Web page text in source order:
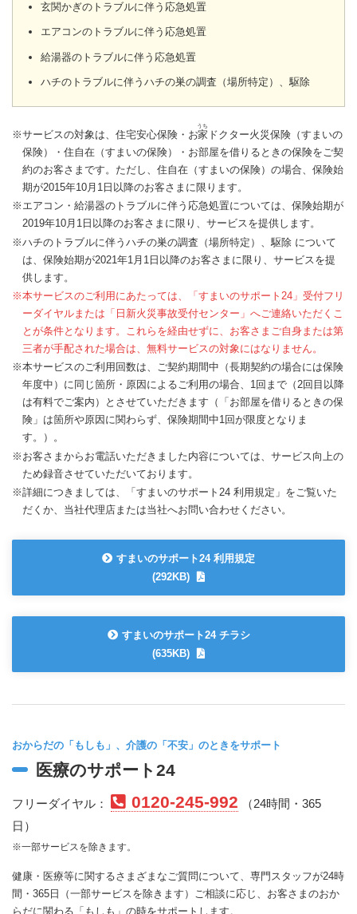
玄関かぎのトラブルに伴う応急処置
エアコンのトラブルに伴う応急処置
給湯器のトラブルに伴う応急処置
ハチのトラブルに伴うハチの巣の調査（場所特定）、駆除
※サービスの対象は、住宅安心保険・お家
うち
ドクター火災保険（すまいの
保険）・住自在（すまいの保険）・お部屋を借りるときの保険をご契
約のお客さまです。ただし、住自在（すまいの保険）の場合、保険始
期が2015年10月1日以降のお客さまに限ります。
※エアコン・給湯器のトラブルに伴う応急処置については、保険始期が
2019年10月1日以降のお客さまに限り、サービスを提供します。
※ハチのトラブルに伴うハチの巣の調査（場所特定）、駆除 について
は、保険始期が2021年1月1日以降のお客さまに限り、サービスを提
供します。
※本サービスのご利用にあたっては、「すまいのサポート24」受付フリ
ーダイヤルまたは「日新火災事故受付センター」へご連絡いただくこ
とが条件となります。これらを経由せずに、お客さまご自身または第
三者が手配された場合は、無料サービスの対象にはなりません。
※本サービスのご利用回数は、ご契約期間中（長期契約の場合には保険
年度中）に同じ箇所・原因によるご利用の場合、1回まで（2回目以降
は有料でご案内）とさせていただきます（「お部屋を借りるときの保
険」は箇所や原因に関わらず、保険期間中1回が限度となりま
す。）。
※お客さまからお電話いただきました内容については、サービス向上の
ため録音させていただいております。
※詳細につきましては、「すまいのサポート24 利用規定」をご覧いた
だくか、当社代理店または当社へお問い合わせください。
すまいのサポート24 利用規定
(292KB)
すまいのサポート24 チラシ
(635KB)
おからだの「もしも」、介護の「不安」のときをサポート
医療のサポート24
フリーダイヤル： 0120-245-992
日）
※一部サービスを除きます。
健康・医療等に関するさまざまなご質問について、専門スタッフが24時
間・365日（一部サービスを除きます）ご相談に応じ、お客さまのおか
らだに関わる「もしも」の時をサポートします。